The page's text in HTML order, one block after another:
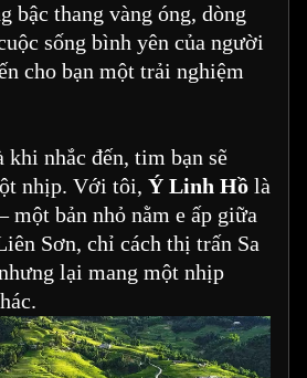
bậc thang vàng óng, dòng
sống bình yên của người
cho bạn một trải nghiệm
khi nhắc đến, tim bạn sẽ
nhịp. Với tôi, Ý Linh Hồ là
một bản nhỏ nằm e ấp giữa
Sơn, chỉ cách thị trấn Sa
lại mang một nhịp